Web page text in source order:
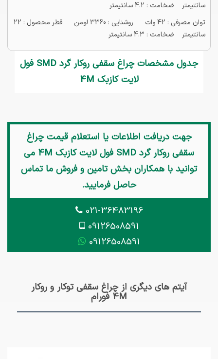
سانتیمتر ضخامت : 4.2 سانتیمتر
توان مصرفی : 42 وات روشنایی : 3360 لومن قطر محصول : 22
سانتیمتر ضخامت : 4.3 سانتیمتر
جدول مشخصات چراغ سقفی روکار گرد SMD فول
لایت کازبک 4M
جهت دریافت اطلاعات یا استعلام قیمتچراغ
سقفی روکار گرد SMD فول لایت کازبک 4M
می
توانید با همکاران بخش تامین و فروش ما تماس
حاصل فرمایید.
021-36483196
09126508591
09126508591
آیتم های دیگری از چراغ سقفی توکار و روکار
4M فورام